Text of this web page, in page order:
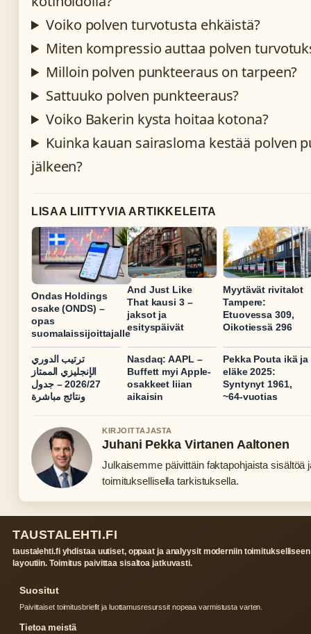
Voiko polven turvotusta ehkäistä?
Miten kompressio auttaa polven
Milloin polven punkteeraus on tarpeen?
Sattuuko polven punkteeraus?
Voiko Bakerin kysta hoitaa kotona?
Kuinka kauan sairasloma kestää polven
jälkeen?
LISAA LIITTYVIA ARTIKKELEITA
Ondas Holdings
osake (ONDS) –
opas
suomalaissijoittajalle
And Just Like
That kausi 3 –
jaksot ja
esityspäivät
Myytävät rivitalot
Tampere:
Etuovessa 309,
Oikotiessä 296
ترتيب الدوري
الإنجليزي الممتاز
2026/27 – جدول
ونتائج مباشرة
Nasdaq: AAPL –
Buffett myi Apple-
osakkeet liian
aikaisin
Pekka Pouta ikä ja
eläke 2025:
Syntynyt 1961,
~64-vuotias
KIRJOITTAJASTA
Juhani Pekka Virtanen Aaltonen
Julkaisemme päivittäin faktapohjaista sisältöä
toimituksellisella tarkistuksella.
TAUSTALEHTI.FI
taustalehti.fi yhdistaa uutiset, oppaat ja analyysit moderniin toimitukselliseen
layoutiin. Toimitus paivittaa sisaltoa jatkuvasti.
Suositut
Paivittaiset toimitusbriefit ja luottamusresurssit nopeaa varmistusta varten.
Tietoa meistä